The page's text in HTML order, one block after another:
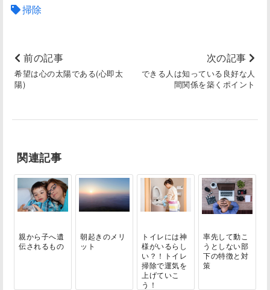
掃除
前の記事
希望は心の太陽である(心即太
陽)
次の記事
できる人は知っている良好な人
間関係を築くポイント
関連記事
親から子へ遺
伝されるもの
朝起きのメリ
ット
トイレには神
様がいるらし
い？！トイレ
掃除で運気を
上げていこ
う！
率先して動こ
うとしない部
下の特徴と対
策